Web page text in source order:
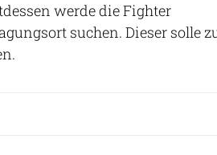
werde die Fighter
suchen. Dieser solle